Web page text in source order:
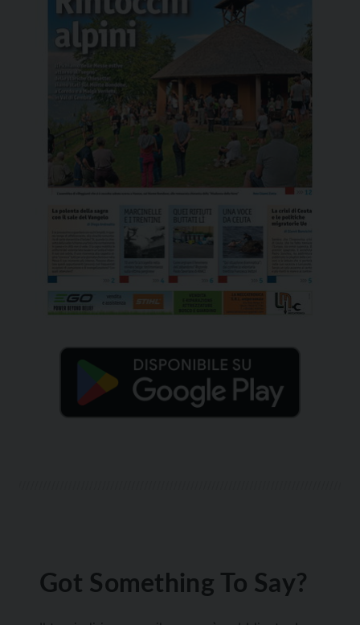
Got Something To Say?